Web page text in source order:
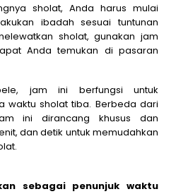
sholat, Anda harus mulai
ibadah sesuai tuntunan
sholat, gunakan jam
Anda temukan di pasaran
jam ini berfungsi untuk
waktu sholat tiba. Berbeda dari
ini dirancang khusus dan
dan detik untuk memudahkan
sebagai penunjuk waktu